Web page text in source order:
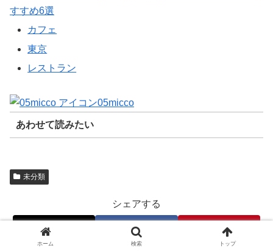
すすめ6選
カフェ
東京
レストラン
05micco
あわせて読みたい
未分類
シェアする
Facebook Pinterest
ホーム 検索 トップ